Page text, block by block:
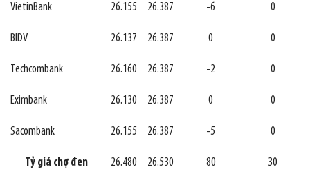
VietinBank 26.155 26.387 -6 0
BIDV 26.137 26.387 0 0
Techcombank 26.160 26.387 -2 0
Eximbank 26.130 26.387 0 0
Sacombank 26.155 26.387 -5 0
Tỷ giá chợ đen 26.480 26.530 80 30